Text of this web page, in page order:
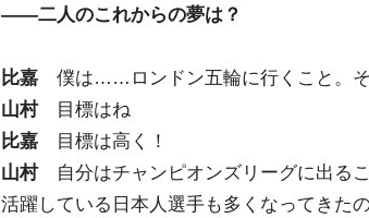
――二人のこれからの夢は？
比嘉 僕は……ロンドン五輪に行くこと。
山村目標はね
比嘉 目標は高く！
山村自分はチャンピオンズリーグに出る
活躍している日本人選手も多くなってきた